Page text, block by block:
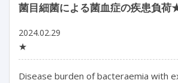
菌目細菌による菌血症の疾患負
2024.02.29
★
Disease burden of bacteraemia with